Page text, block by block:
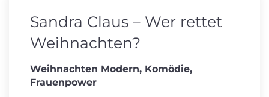
Sandra Claus – Wer rettet
Weihnachten?
Weihnachten Modern, Komödie,
Frauenpower